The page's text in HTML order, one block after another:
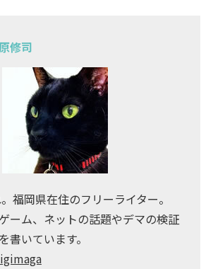
修司
福岡県在住のフリーライター。
ーム、ネットの話題やデマの検証
書いています。